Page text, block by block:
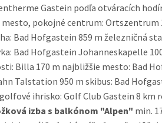
Gastein podľa otváracích
pokojné centrum: Ortszentrum
Bad Hofgastein 859 m železničná
Bad Hofgastein Johanneskapelle
Billa 170 m najbližšie mesto: Bad
Talstation 950 m skibus: Bad
ihrisko: Golf Club Gastein 8 km
izba s balkónom "Alpen" min.